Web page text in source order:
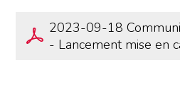
2023-09-18
- Lancement mise en